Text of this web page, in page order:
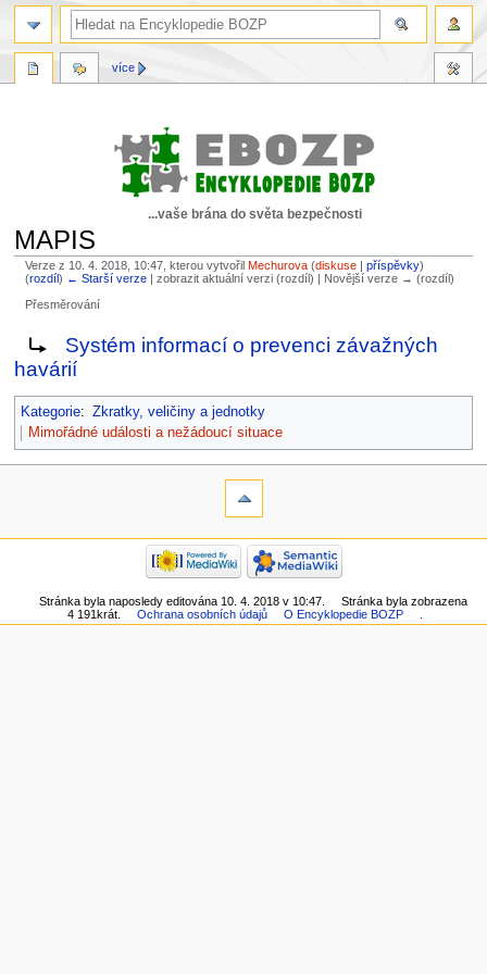
...vaše brána do světa bezpečnosti
MAPIS
Verze z 10. 4. 2018, 10:47, kterou vytvořil Mechurova (diskuse |příspěvky)
(rozdíl) ← Starší verze | zobrazit aktuální verzi (rozdíl) | Novější verze → (rozdíl)
Přesměrování
Skočit
navigaci
Skočit
vyhledávání
Přesměrování na:
Systém informací o prevenci závažných
havárií
Kategorie: Zkratky, veličiny a jednotky
Mimořádné události a nežádoucí situace
více
Stránka byla naposledy editována 10. 4. 2018 v 10:47.
Stránka byla zobrazena
4 191krát.
Ochrana osobních údajů O Encyklopedie BOZP